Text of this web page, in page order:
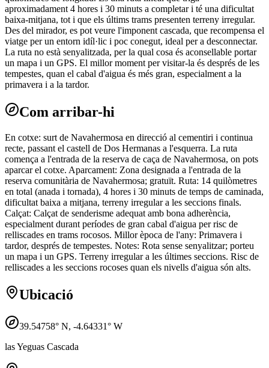
aproximadament 4 hores i 30 minuts a completar i té una dificultat
baixa-mitjana, tot i que els últims trams presenten terreny irregular.
Des del mirador, es pot veure l'imponent cascada, que recompensa el
viatge per un entorn idíl·lic i poc conegut, ideal per a desconnectar.
La ruta no està senyalitzada, per la qual cosa és aconsellable portar
un mapa i un GPS. El millor moment per visitar-la és després de les
tempestes, quan el cabal d'aigua és més gran, especialment a la
primavera i a la tardor.
Com arribar-hi
En cotxe: surt de Navahermosa en direcció al cementiri i continua
recte, passant el castell de Dos Hermanas a l'esquerra. La ruta
comença a l'entrada de la reserva de caça de Navahermosa, on pots
aparcar el cotxe. Aparcament: Zona designada a l'entrada de la
reserva comunitària de Navahermosa; gratuït. Ruta: 14 quilòmetres
en total (anada i tornada), 4 hores i 30 minuts de temps de caminada,
dificultat baixa a mitjana, terreny irregular a les seccions finals.
Calçat: Calçat de senderisme adequat amb bona adherència,
especialment durant períodes de gran cabal d'aigua per risc de
relliscades en trams rocosos. Millor època de l'any: Primavera i
tardor, després de tempestes. Notes: Rota sense senyalitzar; porteu
un mapa i un GPS. Terreny irregular a les últimes seccions. Risc de
relliscades a les seccions rocoses quan els nivells d'aigua són alts.
Ubicació
39.54758° N, -4.64331° W
las Yeguas Cascada